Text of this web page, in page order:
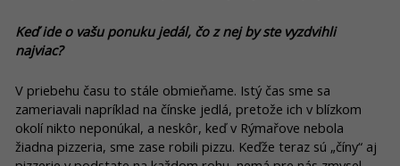
Keď ide o vašu ponuku jedál, čo z nej by ste vyzdvihli
najviac?
V priebehu času to stále obmieňame. Istý čas sme sa
zameriavali napríklad na čínske jedlá, pretože ich v blízkom
okolí nikto neponúkal, a neskôr, keď v Rýmařove nebola
žiadna pizzeria, sme zase robili pizzu. Keďže teraz sú „číny“ aj